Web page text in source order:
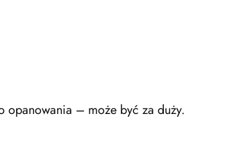
opanowania – może być za duży.